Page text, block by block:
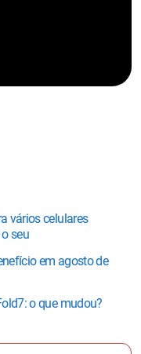
vários celulares
seu
em agosto de
o que mudou?